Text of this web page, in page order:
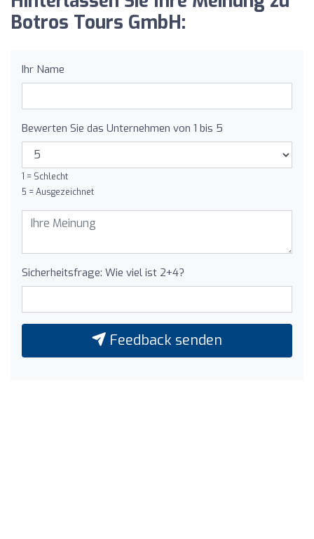
Botros Tours GmbH:
Ihr Name
Bewerten Sie das Unternehmen von 1 bis 5
1 = Schlecht
5 = Ausgezeichnet
Sicherheitsfrage: Wie viel ist 2+4?
Feedback senden